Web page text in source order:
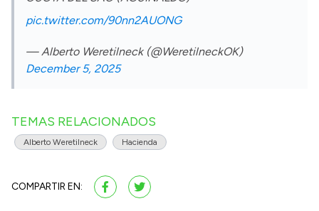
pic.twitter.com/90nn2AUONG
— Alberto Weretilneck (@WeretilneckOK)
December 5, 2025
TEMAS RELACIONADOS
Alberto Weretilneck Hacienda
COMPARTIR EN: